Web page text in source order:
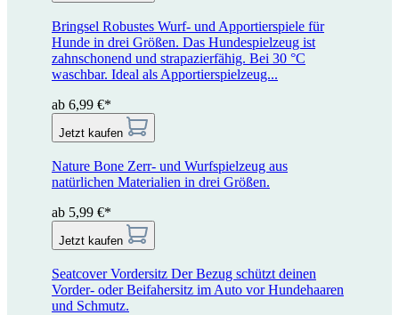
Bringsel Robustes Wurf- und Apportierspiele für
Hunde in drei Größen. Das Hundespielzeug ist
zahnschonend und strapazierfähig. Bei 30 °C
waschbar. Ideal als Apportierspielzeug...
ab 6,99 €*
Jetzt kaufen
Nature Bone Zerr- und Wurfspielzeug aus
natürlichen Materialien in drei Größen.
ab 5,99 €*
Jetzt kaufen
Seatcover Vordersitz Der Bezug schützt deinen
Vorder- oder Beifahersitz im Auto vor Hundehaaren
und Schmutz.